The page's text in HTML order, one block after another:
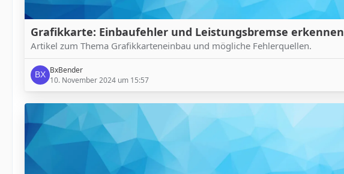
Grafikkarte: Einbaufehler und Leistungsbremse erkennen
Artikel zum Thema Grafikkarteneinbau und mögliche Fehlerquellen.
BxBender
10. November 2024 um 15:57